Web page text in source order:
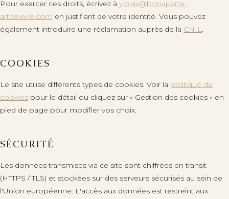
Pour exercer ces droits, écrivez à y.bras@bonaparte-
artdevivre.com en justifiant de votre identité. Vous pouvez
également introduire une réclamation auprès de la CNIL.
COOKIES
Le site utilise différents types de cookies. Voir la politique de
cookies pour le détail ou cliquez sur « Gestion des cookies » en
pied de page pour modifier vos choix.
SÉCURITÉ
Les données transmises via ce site sont chiffrées en transit
(HTTPS / TLS) et stockées sur des serveurs sécurisés au sein de
l'Union européenne. L'accès aux données est restreint aux